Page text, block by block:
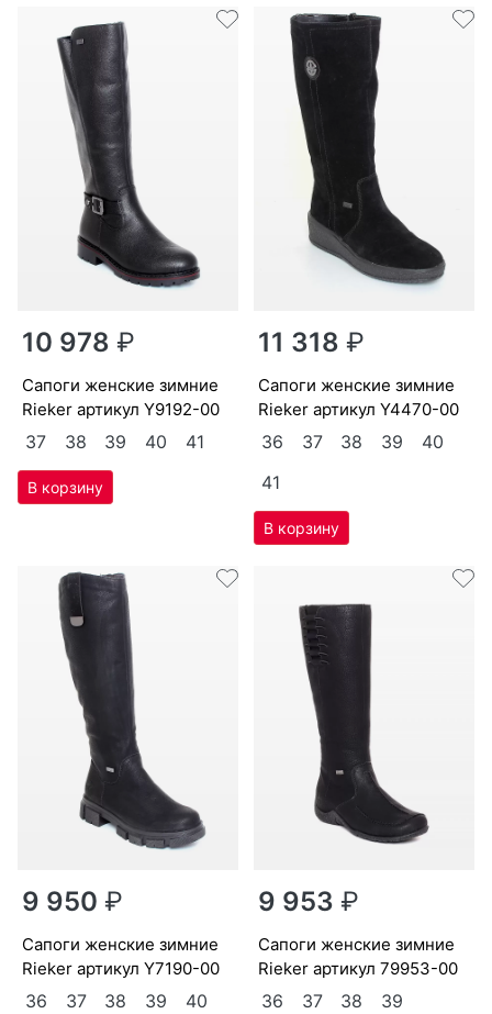
10 978₽
са­поги женс­кие зим­ние
Ri­eker артикулY9192-00
37 38 39 40 41
11 318₽
са­поги женс­кие зим­ние
Ri­eker артикулY4470-00
36 37 38 39
40
41
9 950₽
са­поги женс­кие зим­ние
Ri­eker артикулY7190-00
36 37 38 39 40
9 953₽
са­поги женс­кие зим­ние
Ri­eker артикул79953-00
36 37 38 39